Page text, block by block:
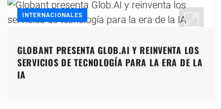
INTERNACIONALES
GLOBANT PRESENTA GLOB.AI Y REINVENTA LOS
SERVICIOS DE TECNOLOGÍA PARA LA ERA DE LA
IA